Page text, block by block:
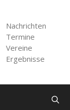
Nachrichten
Termine
Vereine
Ergebnisse